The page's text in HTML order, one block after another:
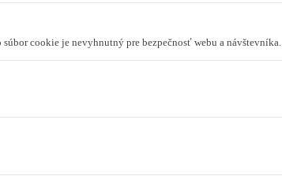
cookie je nevyhnutný pre bezpečnosť webu a návštevníka.